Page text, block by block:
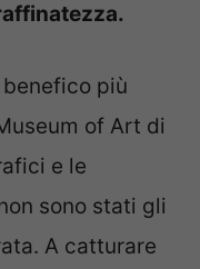
benefico più
of Art di
e le
sono stati gli
A catturare